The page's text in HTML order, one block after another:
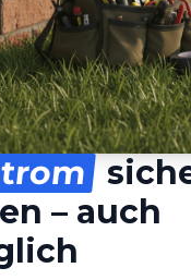
– auch